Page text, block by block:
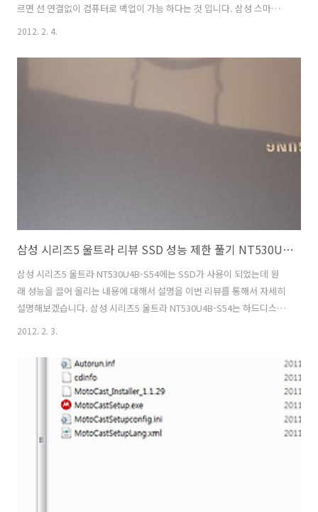
르면 선 연결없이 컴퓨터로 백업이 가능 하다는 것 입니다. 삼성 스마트
카메라는 예전에 SH100을 써보면서 와이파이를 잘 활용하면 편리하다
CES2012 삼성 부스에 직접 가서 보면서 사실은 이 제품과 서피스(테이
용해보는것만 해보았네요. 사진 전송속도는 생각보다는 빨랐습니다. 컴
퓨터에서의 접속전에 해야할 사전 준비 작업은 아마도 프로그램을 설치
해놓는것정도일텐데 이것은 정확하게 확인하진 못했지만 어쨋든 디카에
2012. 2. 4.
삼성 시리즈5 울트라 리뷰 SSD 성능 제한 풀기 NT530U4B-S54
삼성 시리즈5 울트라 NT530U4B-S54에는 SSD가 사용이 되었는데 원
래 성능을 끌어 올리는 내용에 대해서 설명을 이번 리뷰를 통해서 자세히
설명해보겠습니다. 삼성 시리즈5 울트라 NT530U4B-S54는 하드디스크
를 대신해서 SSD가 들어가 있습니다. 삼성에서는 가장 상위급 SSD 제
이 됩니다. 그것도 128GB가 장착되어있죠. 그런데 벤치를 해보던중 생
각보다 성능이 안나오더군요. 노트북의 CPU 퍼포먼스 때문에 낮게 나온
것인가 생각하다가 S-ATA2 인터페이스에 연결한 속도만큼 밖에 나오지
않아서 몇가지 실험을 해봤더니 속도가 올라가네요. 이 방법은 아래에서
설명하니 참고하세요. 삼성 시리즈5 울트라 체험단이 되어서 ..
2012. 2. 3.